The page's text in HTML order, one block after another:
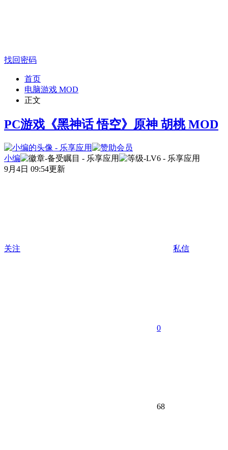
找回密码
首页
电脑游戏 MOD
正文
PC游戏《黑神话 悟空》原神 胡桃 MOD
小编
9月4日 09:54更新
关注 私信
0
68